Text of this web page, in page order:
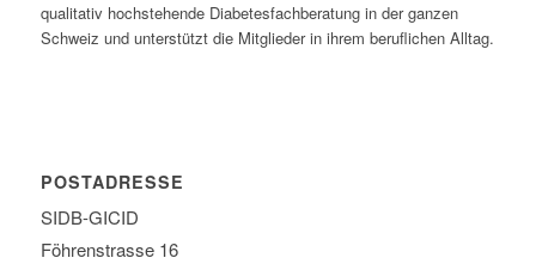
qualitativ hochstehende Diabetesfachberatung in der ganzen
Schweiz und unterstützt die Mitglieder in ihrem beruflichen Alltag.
POSTADRESSE
SIDB-GICID
Föhrenstrasse 16